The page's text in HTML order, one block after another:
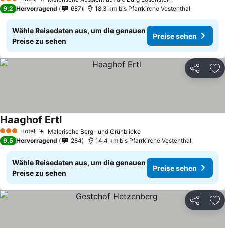
3 Sterne
9,2 Hervorragend 687 18.3 km bis Pfarrkirche Vestenthal
Wähle Reisedaten aus, um die genauen
Preise zu sehen
Preise sehen
Teilen
3 SterneHotel Malerische Berg- und Grünblicke
Haaghof Ertl
9,5 Hervorragend 284 14.4 km bis Pfarrkirche Vestenthal
Wähle Reisedaten aus, um die genauen
Preise zu sehen
Preise sehen
Teilen